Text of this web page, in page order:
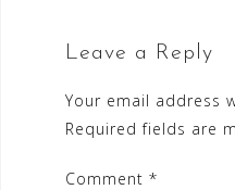
Leave a Reply
Your email address
Required fields are
Comment *